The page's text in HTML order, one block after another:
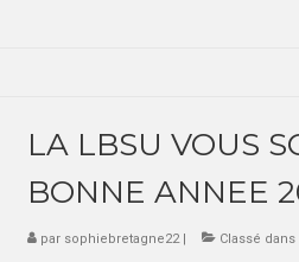
LA LBSU VOUS
BONNE ANNEE
par sophiebretagne22| Classé dans